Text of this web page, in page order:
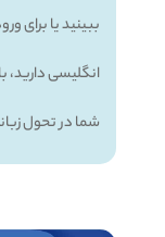
ببینید یا برای
انگلیسی دارید،
شما در تحول